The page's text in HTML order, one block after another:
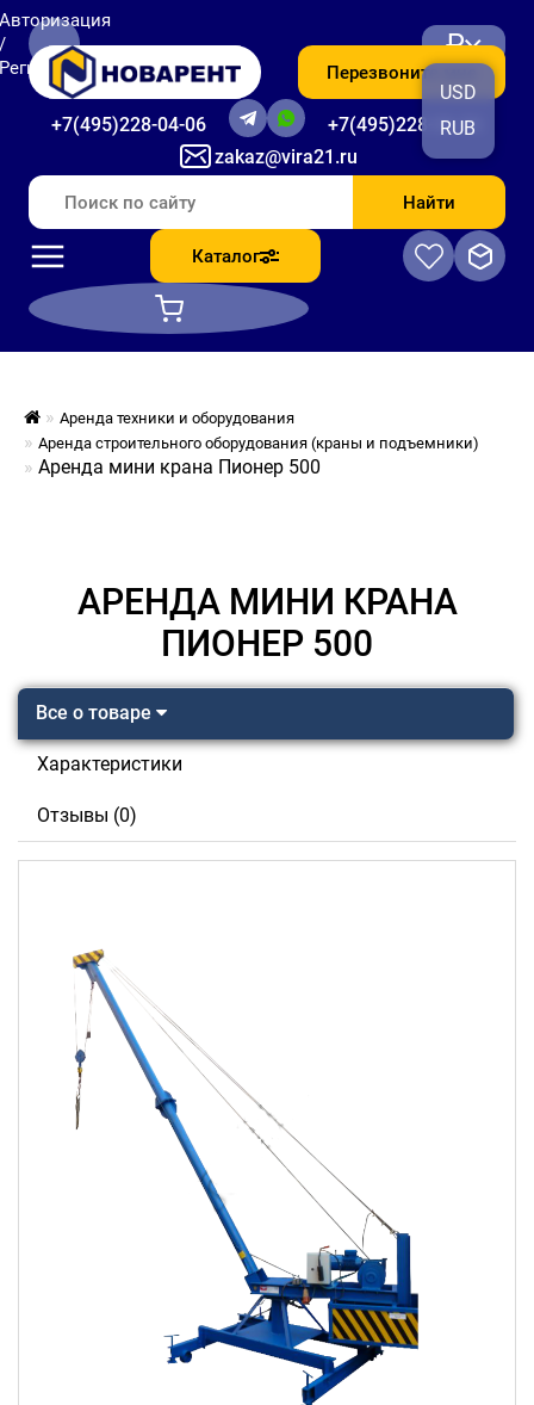
zakaz@vira21.ru
+7(495)228-04-06 +7(495)228-06-56
Перезвоните мне
₽
USD
RUB
Найти
Каталог
Аренда техники и оборудования
Аренда строительного оборудования (краны и подъемники)
Аренда мини крана Пионер 500
АРЕНДА МИНИ КРАНА
ПИОНЕР 500
Все о товаре
Характеристики
Отзывы (0)